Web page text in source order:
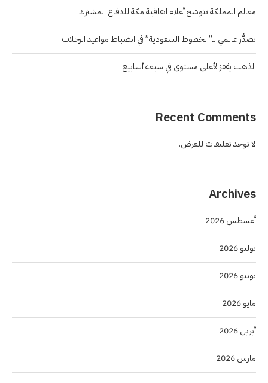
معالم المملكة تتوشح أعلام اتفاقية مكة للدفاع المشترك
تصدُّر عالمي لـ”الخطوط السعودية” في انضباط مواعيد الرحلات
الذهب يقفز لأعلى مستوى في سبعة أسابيع
Recent Comments
لا توجد تعليقات للعرض.
Archives
أغسطس 2026
يوليو 2026
يونيو 2026
مايو 2026
أبريل 2026
مارس 2026